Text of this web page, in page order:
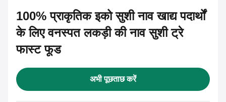
100% प्राकृतिक इको सुशी नाव खाद्य पदार्थों
के लिए वनस्पत लकड़ी की नाव सुशी ट्रे
फास्ट फूड
अभी पूछताछ करें